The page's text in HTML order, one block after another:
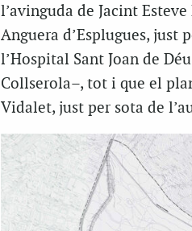
l’avinguda de Jacint
Anguera d’Esplugues, just
l’Hospital Sant Joan de
Collserola–, tot i que el
Vidalet, just per sota de